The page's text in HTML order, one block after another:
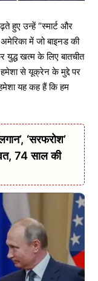
हुए उन्हें “स्मार्ट और
में जो बाइनड की
युद्ध खत्म के लिए बातचीत
से यूक्रेन के मुद्दे पर
यह कह हैं कि हम
‘सरफरोश’
74 साल की